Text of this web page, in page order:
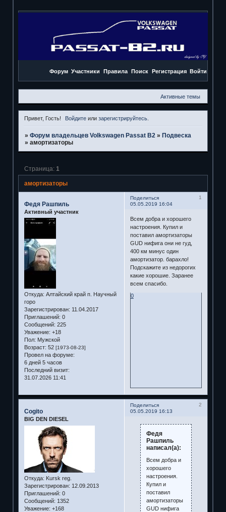
Форум Участники Правила Поиск Регистрация Войти
Активные темы
Привет, Гость! Войдите илизарегистрируйтесь
» Форум владельцев Volkswagen Passat B2 » Подвеска
» амортизаторы
амортизаторы
Страница: 1
Поделиться
1
05.05.2019 16:04
Федя Рашпиль
Активный участник
Откуда: Алтайский край п. Научный
горо
Зарегистрирован: 11.04.2017
Приглашений: 0
Сообщений: 225
Уважение: +18
Пол: Мужской
Возраст: 52 [1973-08-23]
Провел на форуме:
6 дней 5 часов
Последний визит:
31.07.2026 11:41
Всем добра и хорошего
настроения. Купил и
поставил амортизаторы
GUD нифига они не гуд,
400 км минус один
амортизатор. барахло!
Подскажите из недорогих
какие хорошие. Заранее
всем спасибо.
0
Поделиться
2
05.05.2019 16:13
Cogito
BIG DEN DIESEL
Откуда: Kursk reg.
Зарегистрирован: 12.09.2013
Приглашений: 0
Сообщений: 1352
Уважение: +168
Федя
Рашпиль
написал(а):
Всем добра и
хорошего
настроения.
Купил и
поставил
амортизаторы
GUD нифига